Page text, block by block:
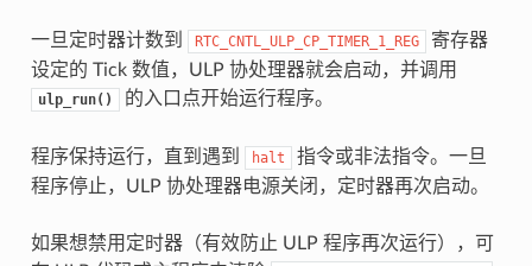
一旦定时器计数到 RTC_CNTL_ULP_CP_TIMER_1_REG
寄存器
设定的 Tick 数值，ULP 协处理器就会启动，并调用
ulp_run() 的入口点开始运行程序。
程序保持运行，直到遇到 halt
指令或非法指令。一旦
程序停止，ULP 协处理器电源关闭，定时器再次启动。
如果想禁用定时器（有效防止 ULP 程序再次运行），可